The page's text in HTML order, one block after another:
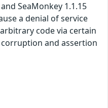
SeaMonkey 1.1.15
a denial of service
code via certain
and assertion